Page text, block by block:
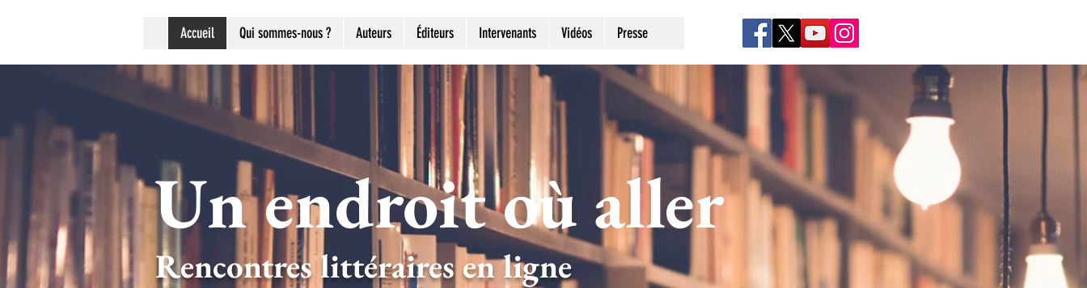
Accueil Qui sommes-nous ? Auteurs Éditeurs Intervenants Vidéos Presse
Un endroit où aller
Rencontres littéraires en ligne